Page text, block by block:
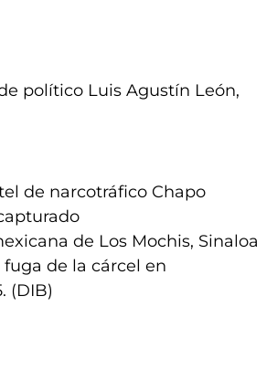
político Luis Agustín León,
de narcotráfico Chapo
de Los Mochis, Sinaloa
de la cárcel en
(DIB)